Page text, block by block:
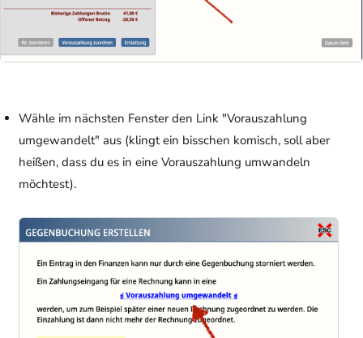
Wähle im nächsten Fenster den Link "Vorauszahlung
umgewandelt" aus (klingt ein bisschen komisch, soll aber
heißen, dass du es in eine Vorauszahlung umwandeln
möchtest).